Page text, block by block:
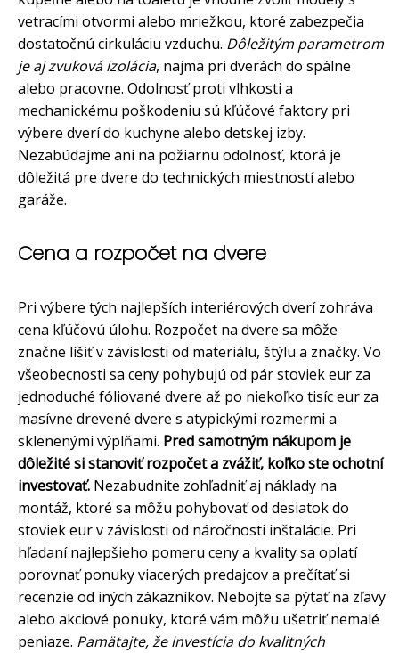
vetracími otvormi alebo mriežkou, ktoré zabezpečia
dostatočnú cirkuláciu vzduchu. Dôležitým parametrom
je aj zvuková izolácia, najmä pri dverách do spálne
alebo pracovne. Odolnosť proti vlhkosti a
mechanickému poškodeniu sú kľúčové faktory pri
výbere dverí do kuchyne alebo detskej izby.
Nezabúdajme ani na požiarnu odolnosť, ktorá je
dôležitá pre dvere do technických miestností alebo
garáže.
Cena a rozpočet na dvere
Pri výbere tých najlepších interiérových dverí zohráva
cena kľúčovú úlohu. Rozpočet na dvere sa môže
značne líšiť v závislosti od materiálu, štýlu a značky. Vo
všeobecnosti sa ceny pohybujú od pár stoviek eur za
jednoduché fóliované dvere až po niekoľko tisíc eur za
masívne drevené dvere s atypickými rozmermi a
sklenenými výplňami. Pred samotným nákupom je
dôležité si stanoviť rozpočet a zvážiť, koľko ste ochotní
investovať. Nezabudnite zohľadniť aj náklady na
montáž, ktoré sa môžu pohybovať od desiatok do
stoviek eur v závislosti od náročnosti inštalácie. Pri
hľadaní najlepšieho pomeru ceny a kvality sa oplatí
porovnať ponuky viacerých predajcov a prečítať si
recenzie od iných zákazníkov. Nebojte sa pýtať na zľavy
alebo akciové ponuky, ktoré vám môžu ušetriť nemalé
peniaze. Pamätajte, že investícia do kvalitných